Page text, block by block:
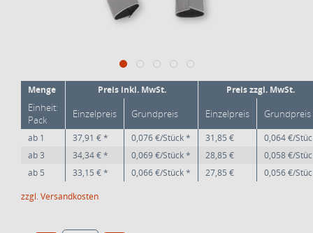
Menge Preis inkl. MwSt. Preis zzgl. MwSt.
Einheit:
Pack
Einzelpreis Grundpreis Einzelpreis Grundpreis
ab 1 37,91 € * 0,076 €/Stück * 31,85 €
0,064 €/
ab3 34,34 € * 0,069 €/Stück * 28,85 €
0,058 €/
ab 5 33,15 € * 0,066 €/Stück * 27,85 €
0,056 €/
zzgl. Versandkosten